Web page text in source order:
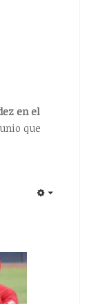
en el
que